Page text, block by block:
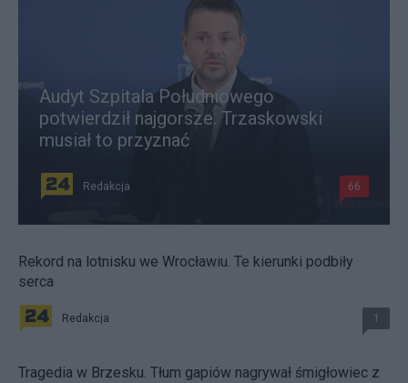
Audyt Szpitala Południowego
potwierdził najgorsze. Trzaskowski
musiał to przyznać
Redakcja 66
Rekord na lotnisku we Wrocławiu. Te kierunki podbiły
serca
Redakcja 1
Tragedia w Brzesku. Tłum gapiów nagrywał śmigłowiec z